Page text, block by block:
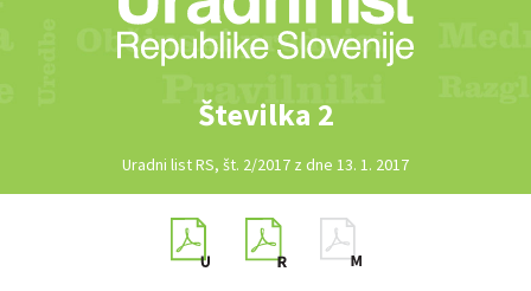
Številka 2
Uradni list RS, št. 2/2017 z dne 13. 1. 2017